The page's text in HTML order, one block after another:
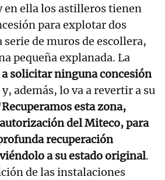
en ella los astilleros tienen
para explotar dos
serie de muros de escollera,
pequeña explanada. La
a solicitar ninguna concesión
y, además, lo va a revertir a su
Recuperamos esta zona,
del Miteco, para
recuperación
a su estado original.
de las instalaciones